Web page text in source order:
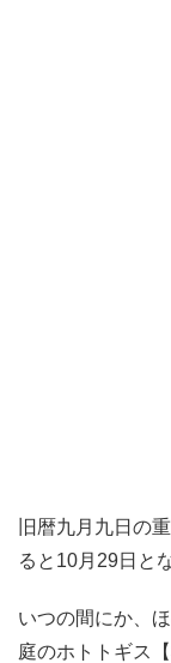
旧暦九月九日の
ると10月29日と
いつの間にか、
庭のホトトギス